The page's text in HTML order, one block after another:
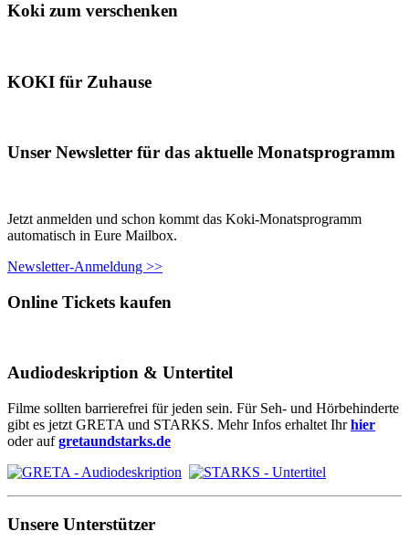
Koki zum verschenken
KOKI für Zuhause
Unser Newsletter für das aktuelle Monatsprogramm
Jetzt anmelden und schon kommt das Koki-Monatsprogramm
automatisch in Eure Mailbox.
Newsletter-Anmeldung >>
Online Tickets kaufen
Audiodeskription & Untertitel
Filme sollten barrierefrei für jeden sein. Für Seh- und Hörbehinderte
gibt es jetzt GRETA und STARKS. Mehr Infos erhaltet Ihrhier
oder aufgretaundstarks.de
Unsere Unterstützer